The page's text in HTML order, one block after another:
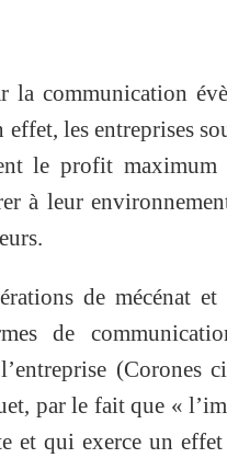
la communication
les entreprises
le profit
à leur
de mécénat et
de
(Corones
par le fait que «
et qui exerce un